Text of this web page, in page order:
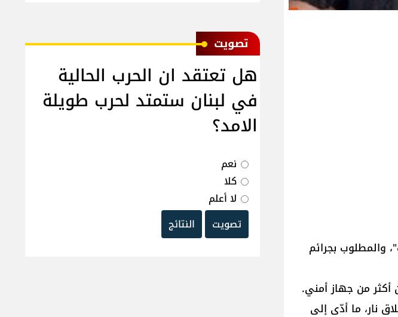
والمطلوب بجرائم
أكثر من جهاز أمني.
نار، ما أدّى إلى
ﺗﺼﻮﻳﺖ
هل تعتقد ان الحرب الحالية
في لبنان ستمتد لحرب طويلة
الامد؟
نعم
كلا
لا أعلم
تصويت
النتائج